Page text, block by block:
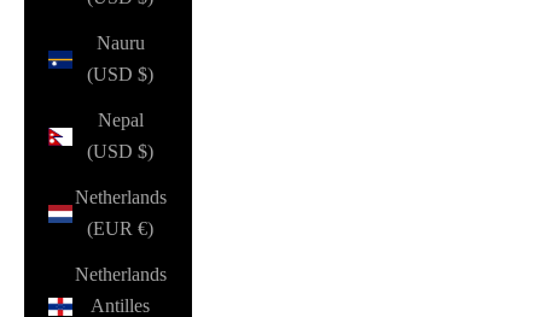
Nauru
(USD $)
Nepal
(USD $)
Netherlands
(EUR €)
Netherlands
Antilles